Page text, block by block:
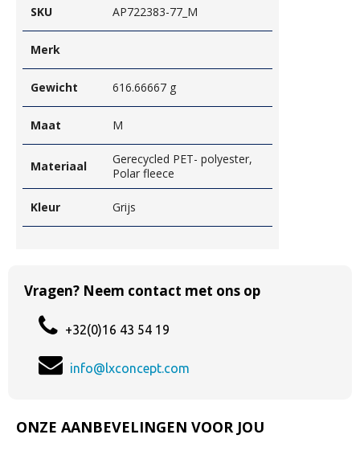
SKU AP722383-77_M
Merk
Gewicht 616.66667 g
Maat M
Materiaal
Gerecycled PET- polyester,
Polar fleece
Kleur Grijs
Vragen? Neem contact met ons op
+32(0)16 43 54 19
info@lxconcept.com
ONZE AANBEVELINGEN VOOR JOU